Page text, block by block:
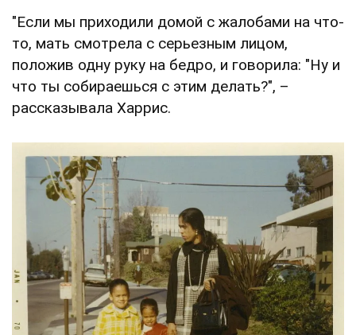
"Если мы приходили домой с жалобами на что-
то, мать смотрела с серьезным лицом,
положив одну руку на бедро, и говорила: "Ну и
что ты собираешься с этим делать?", –
рассказывала Харрис.